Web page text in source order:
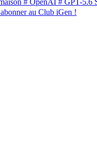
# OpenAI # GPT-5.6
au Club iGen !